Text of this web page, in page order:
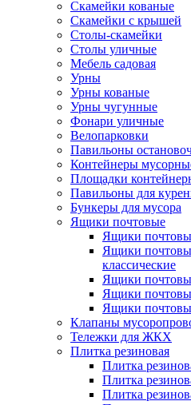
Скамейки кованые
Скамейки с крышей
Столы-скамейки
Столы уличные
Мебель садовая
Урны
Урны кованые
Урны чугунные
Фонари уличные
Велопарковки
Павильоны
Контейнеры
Площадки
Павильоны для
Бункеры для мусора
Ящики почтовые
Ящики
Ящики
классические
Ящики
Ящики
Ящики
Клапаны
Тележки для ЖКХ
Плитка резиновая
Плитка
Плитка
Плитка